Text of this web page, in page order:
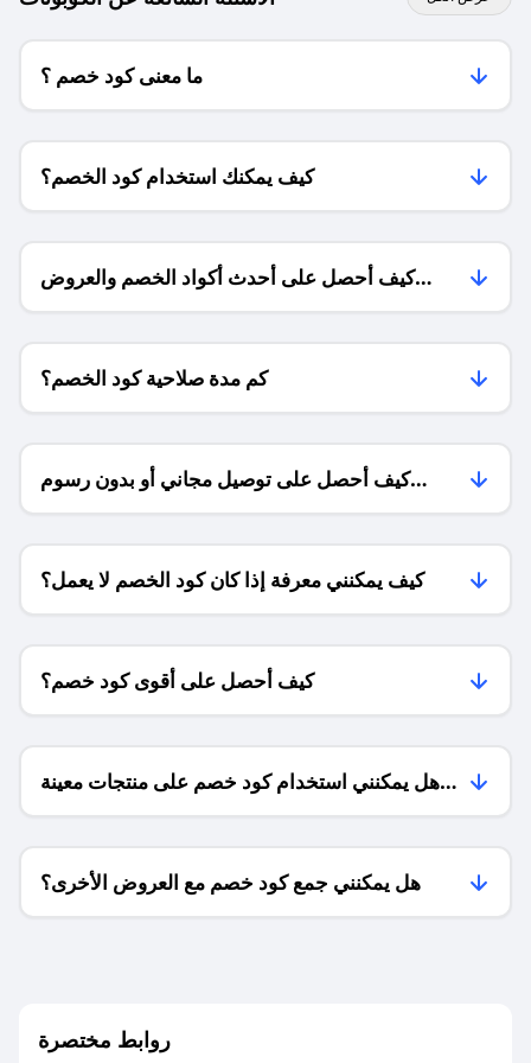
ما معنى كود خصم ؟
كيف يمكنك استخدام كود الخصم؟
كيف أحصل على أحدث أكواد الخصم والعروض
للمتاجر؟
كم مدة صلاحية كود الخصم؟
كيف أحصل على توصيل مجاني أو بدون رسوم
الشحن ؟
كيف يمكنني معرفة إذا كان كود الخصم لا يعمل؟
كيف أحصل على أقوى كود خصم؟
هل يمكنني استخدام كود خصم على منتجات معينة
فقط؟
هل يمكنني جمع كود خصم مع العروض الأخرى؟
روابط مختصرة